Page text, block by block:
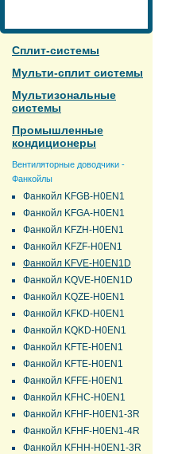
Сплит-системы
Мульти-сплит системы
Мультизональные
системы
Промышленные
кондиционеры
Вентиляторные доводчики -
Фанкойлы
Фанкойл KFGB-H0EN1
Фанкойл KFGA-H0EN1
Фанкойл KFZH-H0EN1
Фанкойл KFZF-H0EN1
Фанкойл KFVE-H0EN1D
Фанкойл KQVE-H0EN1D
Фанкойл KQZE-H0EN1
Фанкойл KFKD-H0EN1
Фанкойл KQKD-H0EN1
Фанкойл KFTE-H0EN1
Фанкойл KFTE-H0EN1
Фанкойл KFFE-H0EN1
Фанкойл KFHC-H0EN1
Фанкойл KFHF-H0EN1-3R
Фанкойл KFHF-H0EN1-4R
Фанкойл KFHH-H0EN1-3R